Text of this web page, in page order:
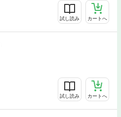
試し読み カートへ
試し読み カートへ